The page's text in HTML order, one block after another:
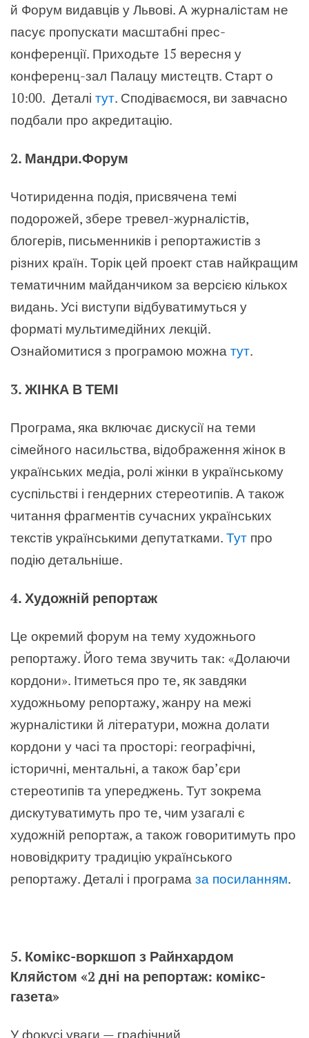
й Форум видавців у Львові. А журналістам не
пасує пропускати масштабні прес-
конференції. Приходьте 15 вересня у
конференц-зал Палацу мистецтв. Старт о
10:00. Деталі тут. Сподіваємося, ви завчасно
подбали про акредитацію.
2. Мандри.Форум
Чотириденна подія, присвячена темі
подорожей, збере тревел-журналістів,
блогерів, письменників і репортажистів з
різних країн. Торік цей проект став найкращим
тематичним майданчиком за версією кількох
видань. Усі виступи відбуватимуться у
форматі мультимедійних лекцій.
Ознайомитися з програмою можна тут.
3. ЖІНКА В ТЕМІ
Програма, яка включає дискусії на теми
сімейного насильства, відображення жінок в
українських медіа, ролі жінки в українському
суспільстві і гендерних стереотипів. А також
читання фрагментів сучасних українських
текстів українськими депутатками. Тут про
подію детальніше.
4. Художній репортаж
Це окремий форум на тему художнього
репортажу. Його тема звучить так: «Долаючи
кордони». Ітиметься про те, як завдяки
художньому репортажу, жанру на межі
журналістики й літератури, можна долати
кордони у часі та просторі: географічні,
історичні, ментальні, а також бар’єри
стереотипів та упереджень. Тут зокрема
дискутуватимуть про те, чим узагалі є
художній репортаж, а також говоритимуть про
нововідкриту традицію українського
репортажу. Деталі і програма за посиланням.
5. Комікс-воркшоп з Райнхардом
Кляйстом «2 дні на репортаж: комікс-
газета»
У фокусі уваги — графічний